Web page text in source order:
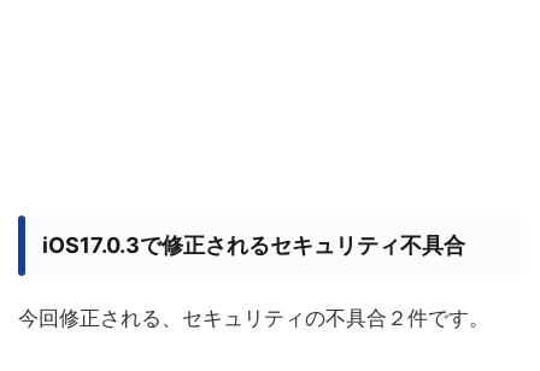
iOS17.0.3で修正されるセキュリティ不具合
今回修正される、セキュリティの不具合２件です。